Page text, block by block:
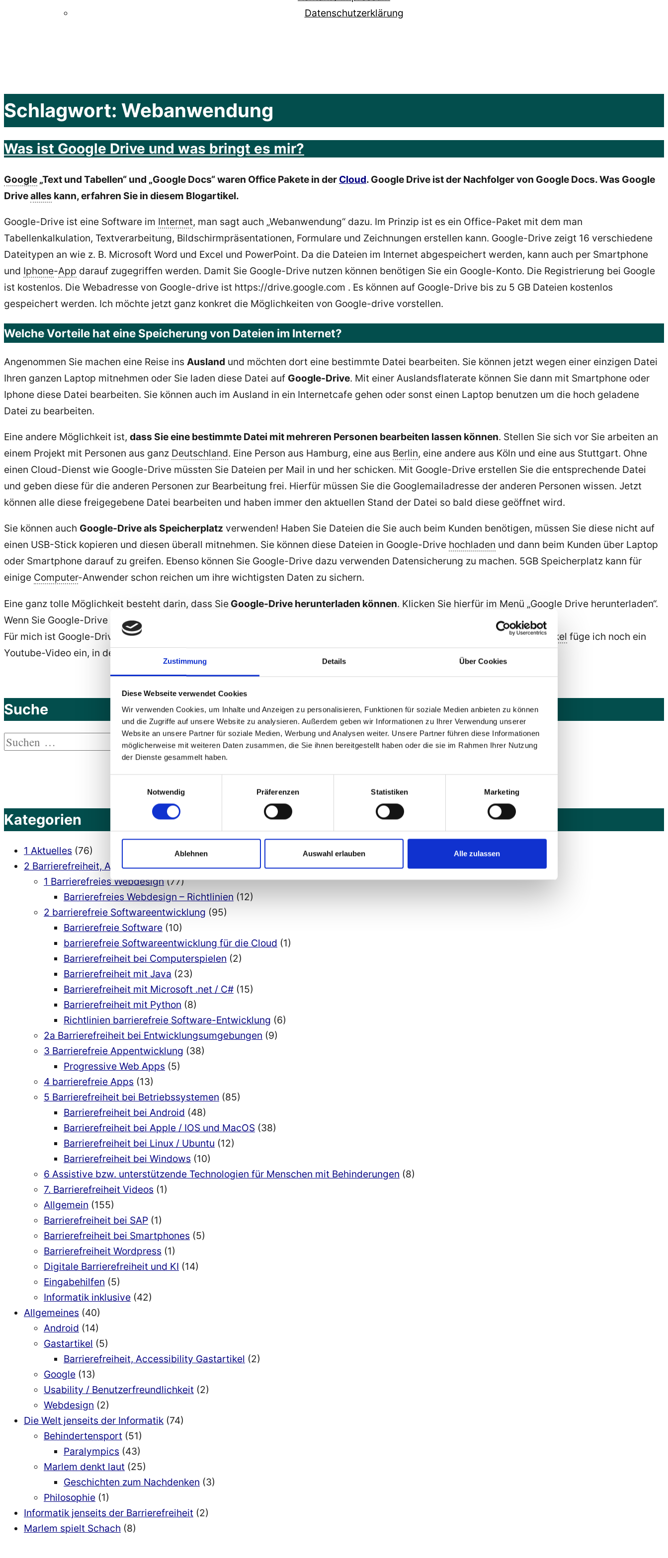
Zustimmung Details Über Cookies
Diese Webseite verwendet Cookies
Wir verwenden Cookies, um Inhalte und Anzeigen zu personalisieren, Funktionen für soziale Medien anbieten zu können
und die Zugriffe auf unsere Website zu analysieren. Außerdem geben wir Informationen zu Ihrer Verwendung unserer
Website an unsere Partner für soziale Medien, Werbung und Analysen weiter. Unsere Partner führen diese Informationen
möglicherweise mit weiteren Daten zusammen, die Sie ihnen bereitgestellt haben oder die sie im Rahmen Ihrer Nutzung
der Dienste gesammelt haben.
Notwendig
Präferenzen Statistiken Marketing
Ablehnen Auswahl erlauben Alle zulassen
Datenschutzerklärung
Schlagwort: Webanwendung
Was ist Google Drive und was bringt es mir?
Google „Text und Tabellen“ und „Google Docs“ waren Office Pakete in der Cloud. Google Drive ist der Nachfolger von Google Docs. Was Google
Drivealles kann, erfahren Sie in diesem Blogartikel.
Google-Drive ist eine Software im Internet, man sagt auch „Webanwendung“ dazu. Im Prinzip ist es ein Office-Paket mit dem man
Tabellenkalkulation, Textverarbeitung, Bildschirmpräsentationen, Formulare und Zeichnungen erstellen kann. Google-Drive zeigt 16 verschiedene
Dateitypen an wie z. B. Microsoft Word und Excel und PowerPoint. Da die Dateien im Internet abgespeichert werden, kann auch per Smartphone
und Iphone-App darauf zugegriffen werden. Damit Sie Google-Drive nutzen können benötigen Sie ein Google-Konto. Die Registrierung bei Google
ist kostenlos. Die Webadresse von Google-drive ist https://drive.google.com . Es können auf Google-Drive bis zu 5 GB Dateien kostenlos
gespeichert werden. Ich möchte jetzt ganz konkret die Möglichkeiten von Google-drive vorstellen.
Welche Vorteile hat eine Speicherung von Dateien im Internet?
Angenommen Sie machen eine Reise ins Ausland und möchten dort eine bestimmte Datei bearbeiten. Sie können jetzt wegen einer einzigen Datei
Ihren ganzen Laptop mitnehmen oder Sie laden diese Datei auf Google-Drive. Mit einer Auslandsflaterate können Sie dann mit Smartphone oder
Iphone diese Datei bearbeiten. Sie können auch im Ausland in ein Internetcafe gehen oder sonst einen Laptop benutzen um die hoch geladene
Datei zu bearbeiten.
Eine andere Möglichkeit ist, dass Sie eine bestimmte Datei mit mehreren Personen bearbeiten lassen können. Stellen Sie sich vor Sie arbeiten an
einem Projekt mit Personen aus ganz Deutschland. Eine Person aus Hamburg, eine aus Berlin, eine andere aus Köln und eine aus Stuttgart. Ohne
einen Cloud-Dienst wie Google-Drive müssten Sie Dateien per Mail in und her schicken. Mit Google-Drive erstellen Sie die entsprechende Datei
und geben diese für die anderen Personen zur Bearbeitung frei. Hierfür müssen Sie die Googlemailadresse der anderen Personen wissen. Jetzt
können alle diese freigegebene Datei bearbeiten und haben immer den aktuellen Stand der Datei so bald diese geöffnet wird.
Sie können auch Google-Drive als Speicherplatz verwenden! Haben Sie Dateien die Sie auch beim Kunden benötigen, müssen Sie diese nicht auf
einen USB-Stick kopieren und diesen überall mitnehmen. Sie können diese Dateien in Google-Drive hochladen und dann beim Kunden über Laptop
oder Smartphone darauf zu greifen. Ebenso können Sie Google-Drive dazu verwenden Datensicherung zu machen. 5GB Speicherplatz kann für
einige Computer-Anwender schon reichen um ihre wichtigsten Daten zu sichern.
Eine ganz tolle Möglichkeit besteht darin, dass Sie Google-Drive herunterladen können. Klicken Sie hierfür im Menü „Google Drive herunterladen“.
Wenn Sie Google-Drive installiert haben, können Sie über den Arbeitsplatz Dateien in die Cloud kopieren.
Für mich ist Google-Drive eine ganz tolle Sache mit der man sich unbedingt beschäftigen sollte. Zum Abschluss diesesArtikel füge ich noch ein
Youtube-Video ein, in dem die Hauptmöglichkeiten gut beschrieben sind:
Suche
Suchen
Suchen
Kategorien
1 Aktuelles (76)
2 Barrierefreiheit, Accessibility(564)
1 Barrierefreies Webdesign(77)
Barrierefreies Webdesign – Richtlinien (12)
2 barrierefreie Softwareentwicklung (95)
Barrierefreie Software (10)
barrierefreie Softwareentwicklung für die Cloud (1)
Barrierefreiheit bei Computerspielen (2)
Barrierefreiheit mit Java (23)
Barrierefreiheit mit Microsoft .net / C# (15)
Barrierefreiheit mit Python (8)
Richtlinien barrierefreie Software-Entwicklung (6)
2a Barrierefreiheit bei Entwicklungsumgebungen (9)
3 Barrierefreie Appentwicklung (38)
Progressive Web Apps (5)
4 barrierefreie Apps (13)
5 Barrierefreiheit bei Betriebssystemen (85)
Barrierefreiheit bei Android (48)
Barrierefreiheit bei Apple / IOS und MacOS (38)
Barrierefreiheit bei Linux / Ubuntu (12)
Barrierefreiheit bei Windows (10)
6 Assistive bzw. unterstützende Technologien für Menschen mit Behinderungen (8)
7. Barrierefreiheit Videos (1)
Allgemein (155)
Barrierefreiheit bei SAP (1)
Barrierefreiheit bei Smartphones (5)
Barrierefreiheit Wordpress (1)
Digitale Barrierefreiheit und KI (14)
Eingabehilfen (5)
Informatik inklusive (42)
Allgemeines (40)
Android (14)
Gastartikel (5)
Barrierefreiheit, Accessibility Gastartikel (2)
Google (13)
Usability / Benutzerfreundlichkeit (2)
Webdesign (2)
Die Welt jenseits der Informatik (74)
Behindertensport (51)
Paralympics (43)
Marlem denkt laut (25)
Geschichten zum Nachdenken (3)
Philosophie (1)
Informatik jenseits der Barrierefreiheit (2)
Marlem spielt Schach (8)